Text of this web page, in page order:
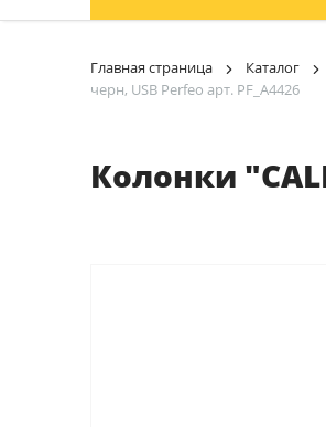
Главная страница Каталог
черн, USB Perfeo арт. PF_A4426
Колонки